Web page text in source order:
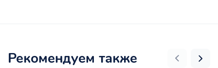
Рекомендуем также